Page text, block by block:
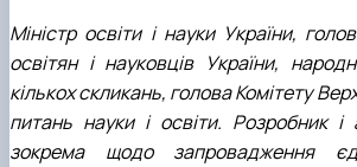
Міністр освіти і науки України,
освітян і науковців України,
кількох скликань, голова Комітету
питань науки і освіти. Розробник і
зокрема щодо запровадження